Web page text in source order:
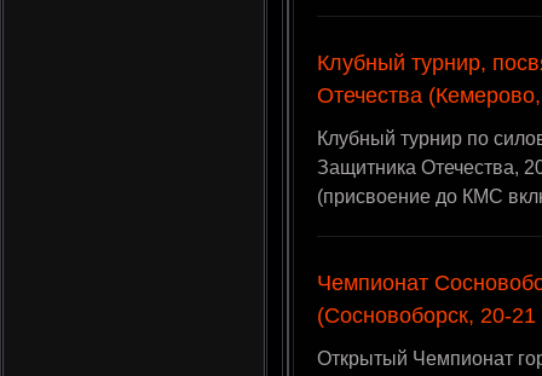
Клубный турнир,
Отечества
Клубный турнир по
Защитника Отечества,
(присвоение до КМС
Чемпионат
(Сосновоборск, 20-
Открытый Чемпионат